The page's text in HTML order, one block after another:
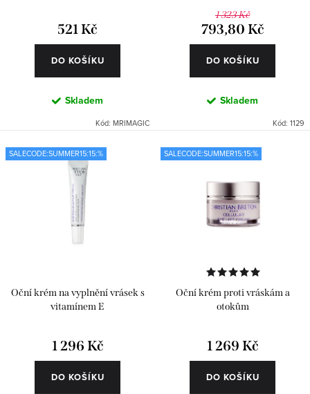
521 Kč
DO KOŠÍKU
Skladem
Kód: MRIMAGIC
1 323 Kč
793,80 Kč
DO KOŠÍKU
Skladem
Kód: 1129
SALECODE:SUMMER15:15:%
Oční krém na vyplnění vrásek s
vitamínem E
1 296 Kč
DO KOŠÍKU
SALECODE:SUMMER15:15:%
Oční krém proti vráskám a
otokům
1 269 Kč
DO KOŠÍKU